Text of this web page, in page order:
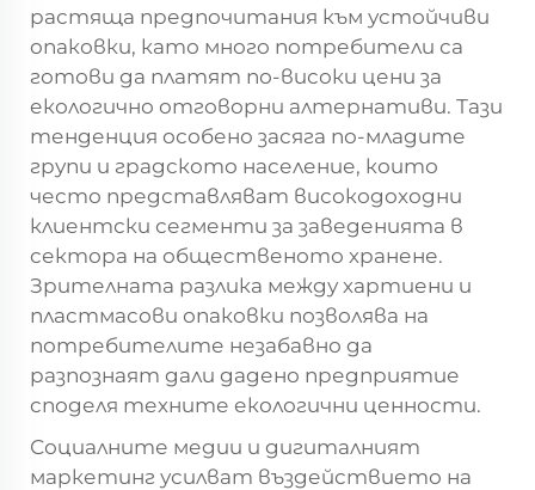
растяща предпочитания към устойчиви
опаковки, като много потребители са
готови да платят по-високи цени за
екологично отговорни алтернативи. Тази
тенденция особено засяга по-младите
групи и градското население, които
често представляват високодоходни
клиентски сегменти за заведенията в
сектора на общественото хранене.
Зрителната разлика между хартиени и
пластмасови опаковки позволява на
потребителите незабавно да
разпознаят дали дадено предприятие
споделя техните екологични ценности.
Социалните медии и дигиталният
маркетинг усилват въздействието на